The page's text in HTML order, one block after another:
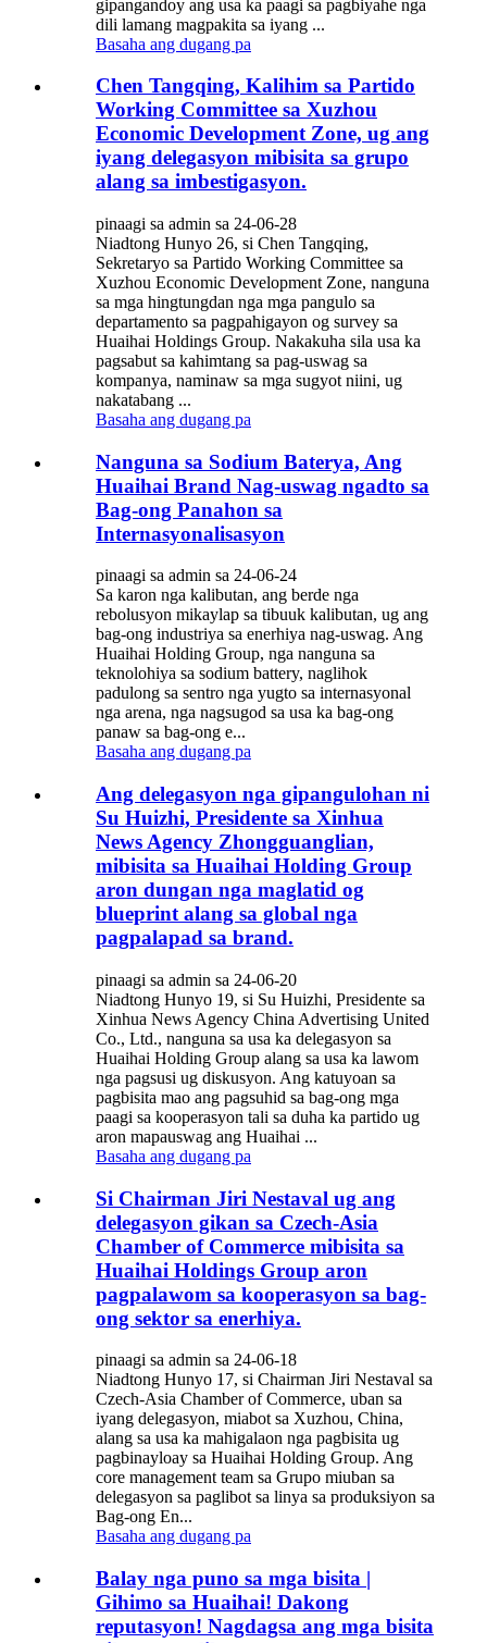
gipangandoy ang usa ka paagi sa pagbiyahe nga
dili lamang magpakita sa iyang ...
Basaha ang dugang pa
Chen Tangqing, Kalihim sa Partido
Working Committee sa Xuzhou
Economic Development Zone, ug ang
iyang delegasyon mibisita sa grupo
alang sa imbestigasyon.
pinaagi sa admin sa 24-06-28
Niadtong Hunyo 26, si Chen Tangqing,
Sekretaryo sa Partido Working Committee sa
Xuzhou Economic Development Zone, nanguna
sa mga hingtungdan nga mga pangulo sa
departamento sa pagpahigayon og survey sa
Huaihai Holdings Group. Nakakuha sila usa ka
pagsabut sa kahimtang sa pag-uswag sa
kompanya, naminaw sa mga sugyot niini, ug
nakatabang ...
Basaha ang dugang pa
Nanguna sa Sodium Baterya, Ang
Huaihai Brand Nag-uswag ngadto sa
Bag-ong Panahon sa
Internasyonalisasyon
pinaagi sa admin sa 24-06-24
Sa karon nga kalibutan, ang berde nga
rebolusyon mikaylap sa tibuuk kalibutan, ug ang
bag-ong industriya sa enerhiya nag-uswag. Ang
Huaihai Holding Group, nga nanguna sa
teknolohiya sa sodium battery, naglihok
padulong sa sentro nga yugto sa internasyonal
nga arena, nga nagsugod sa usa ka bag-ong
panaw sa bag-ong e...
Basaha ang dugang pa
Ang delegasyon nga gipangulohan ni
Su Huizhi, Presidente sa Xinhua
News Agency Zhongguanglian,
mibisita sa Huaihai Holding Group
aron dungan nga maglatid og
blueprint alang sa global nga
pagpalapad sa brand.
pinaagi sa admin sa 24-06-20
Niadtong Hunyo 19, si Su Huizhi, Presidente sa
Xinhua News Agency China Advertising United
Co., Ltd., nanguna sa usa ka delegasyon sa
Huaihai Holding Group alang sa usa ka lawom
nga pagsusi ug diskusyon. Ang katuyoan sa
pagbisita mao ang pagsuhid sa bag-ong mga
paagi sa kooperasyon tali sa duha ka partido ug
aron mapauswag ang Huaihai ...
Basaha ang dugang pa
Si Chairman Jiri Nestaval ug ang
delegasyon gikan sa Czech-Asia
Chamber of Commerce mibisita sa
Huaihai Holdings Group aron
pagpalawom sa kooperasyon sa bag-
ong sektor sa enerhiya.
pinaagi sa admin sa 24-06-18
Niadtong Hunyo 17, si Chairman Jiri Nestaval sa
Czech-Asia Chamber of Commerce, uban sa
iyang delegasyon, miabot sa Xuzhou, China,
alang sa usa ka mahigalaon nga pagbisita ug
pagbinayloay sa Huaihai Holding Group. Ang
core management team sa Grupo miuban sa
delegasyon sa paglibot sa linya sa produksiyon sa
Bag-ong En...
Basaha ang dugang pa
Balay nga puno sa mga bisita |
Gihimo sa Huaihai! Dakong
reputasyon! Nagdagsa ang mga bisita